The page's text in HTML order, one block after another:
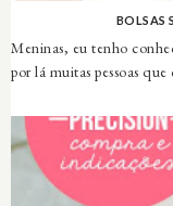
BOLSAS
Meninas, eu tenho
por lá muitas pessoas